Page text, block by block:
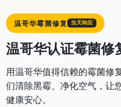
温哥华霉菌修复 当天响应
温哥华认证霉菌修
用温哥华值得信赖的霉菌修
们清除黑霉、净化空气，让
健康安心。